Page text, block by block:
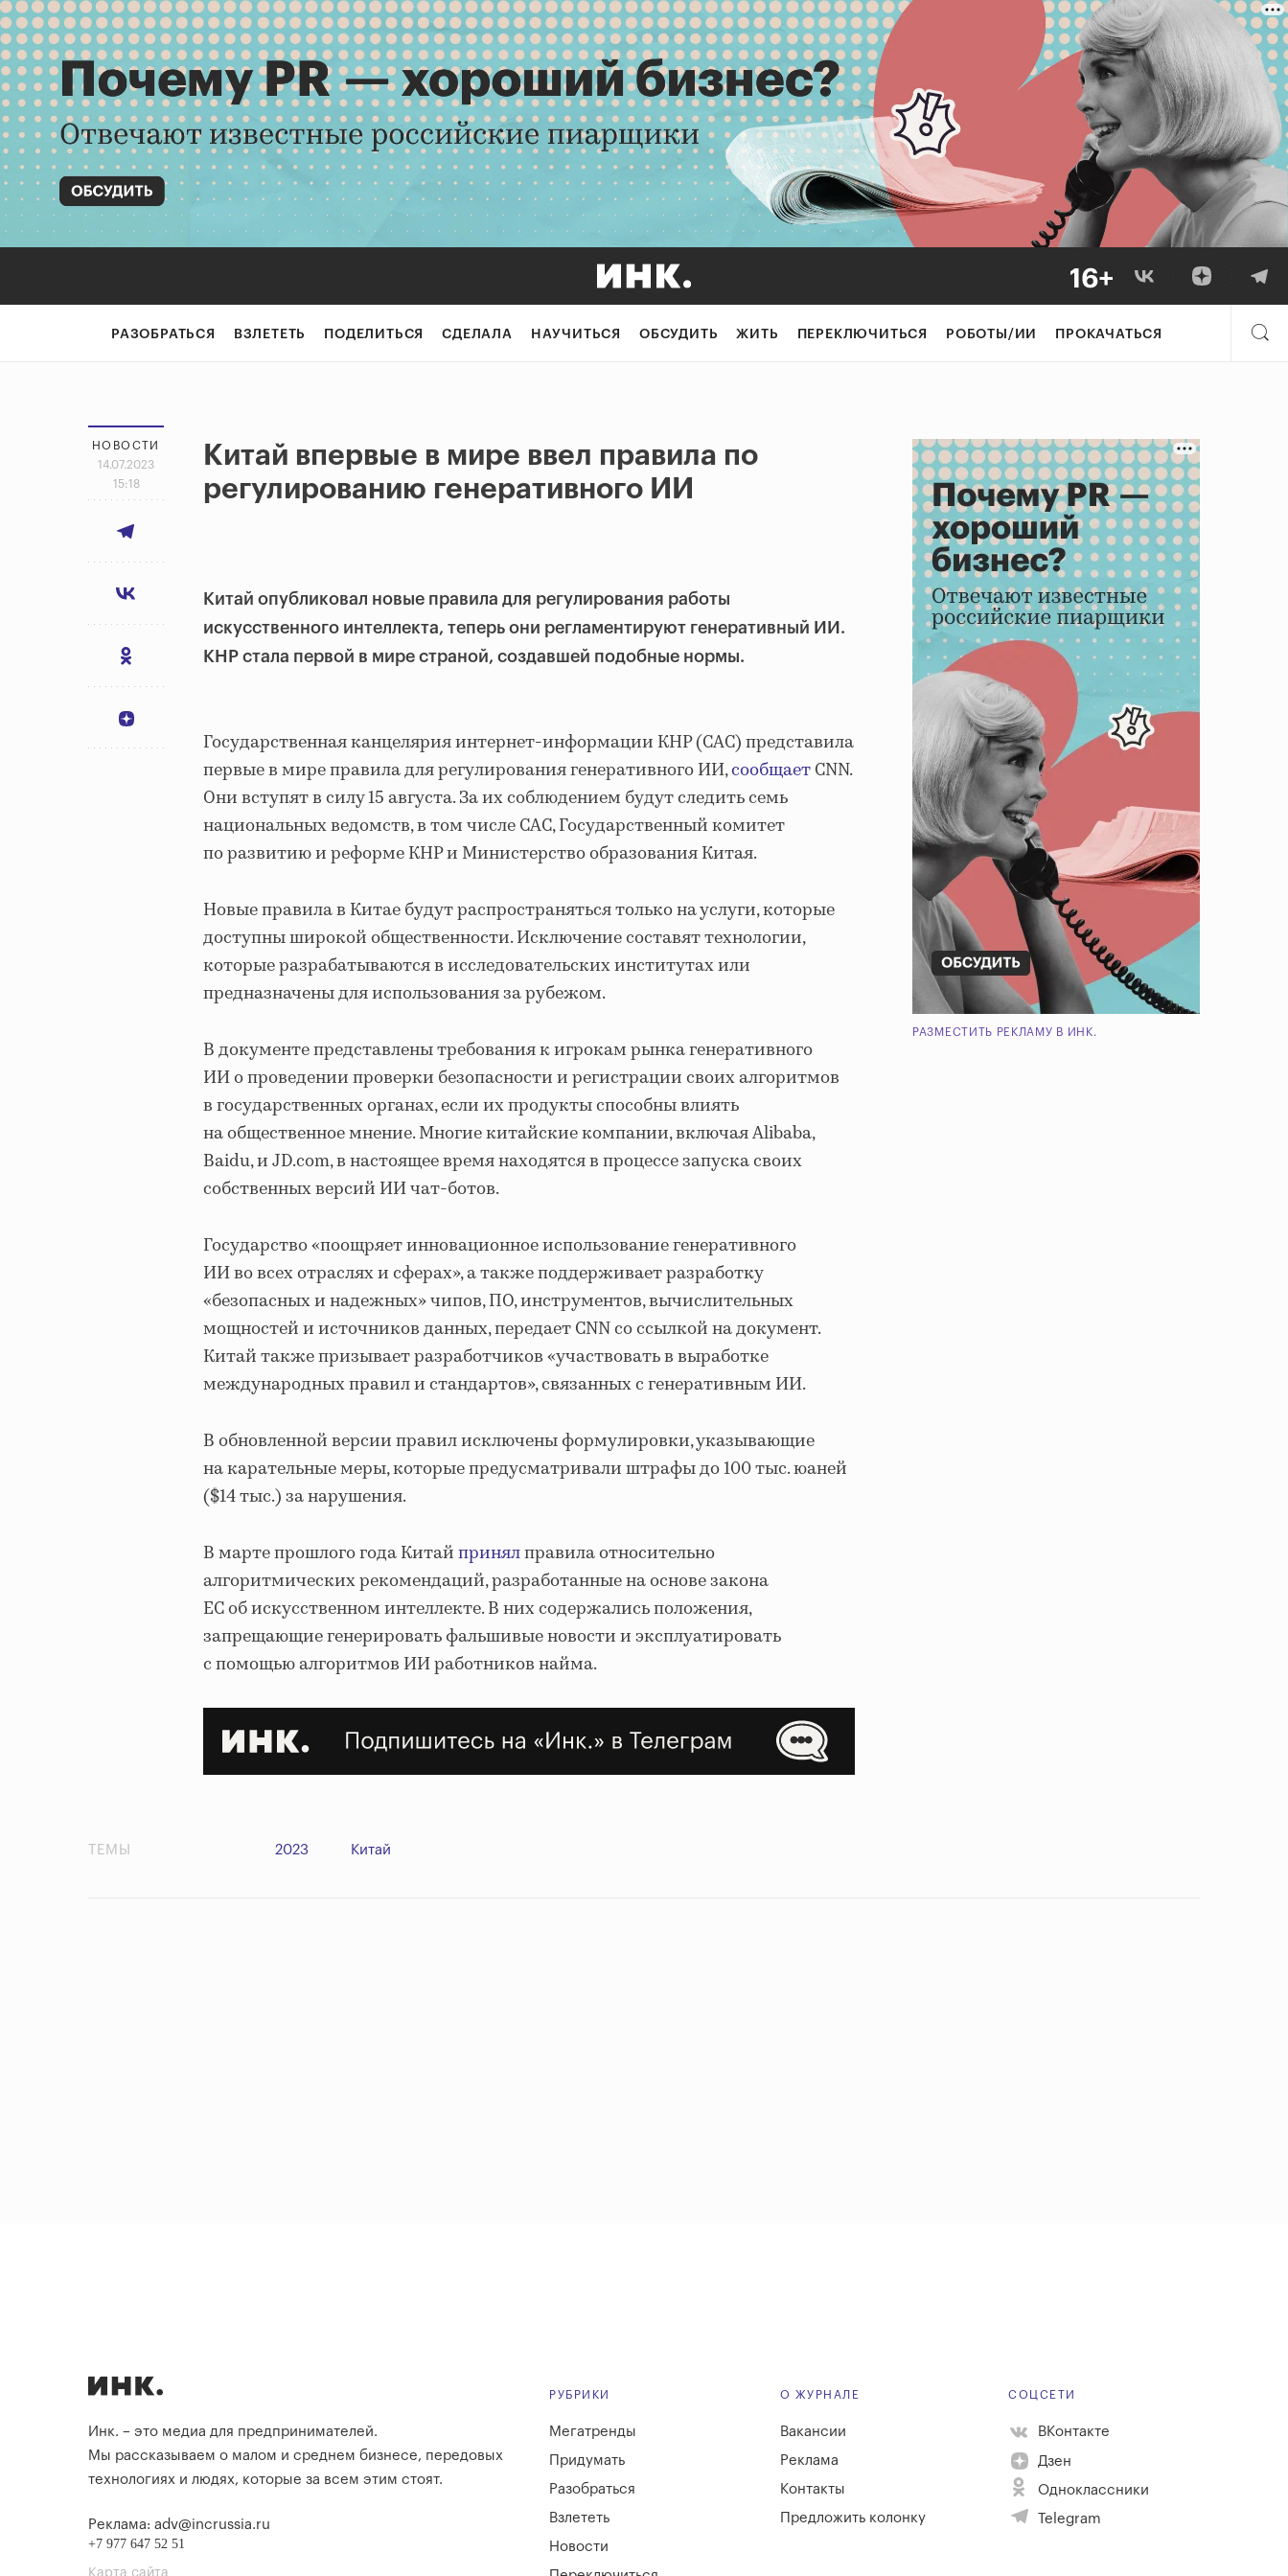
РАЗОБРАТЬСЯ ВЗЛЕТЕТЬ ПОДЕЛИТЬСЯ СДЕЛАЛА НАУЧИТЬСЯ ОБСУДИТЬ ЖИТЬ ПЕРЕКЛЮЧИТЬСЯ РОБОТЫ/ИИ ПРОКАЧАТЬСЯ
НОВОСТИ
14.07.2023
15:18
Китай впервые в мире ввел правила по
регулированию генеративного ИИ
Китай опубликовал новые правила для регулирования работы
искусственного интеллекта, теперь они регламентируют генеративный ИИ.
КНР стала первой в мире страной, создавшей подобные нормы.
Государственная канцелярия интернет-информации КНР (CAC) представила
первые в мире правила для регулирования генеративного ИИ,сообщаетCNN.
Они вступят в силу 15 августа. За их соблюдением будут следить семь
национальных ведомств, в том числе CAC, Государственный комитет
по развитию и реформе КНР и Министерство образования Китая.
Новые правила в Китае будут распространяться только на услуги, которые
доступны широкой общественности. Исключение составят технологии,
которые разрабатываются в исследовательских институтах или
предназначены для использования за рубежом.
В документе представлены требования к игрокам рынка генеративного
ИИ о проведении проверки безопасности и регистрации своих алгоритмов
в государственных органах, если их продукты способны влиять
на общественное мнение. Многие китайские компании, включая Alibaba,
Baidu, и JD.com, в настоящее время находятся в процессе запуска своих
собственных версий ИИ чат-ботов.
Государство «поощряет инновационное использование генеративного
ИИ во всех отраслях и сферах», а также поддерживает разработку
«безопасных и надежных» чипов, ПО, инструментов, вычислительных
мощностей и источников данных, передает CNN со ссылкой на документ.
Китай также призывает разработчиков «участвовать в выработке
международных правил и стандартов», связанных с генеративным ИИ.
В обновленной версии правил исключены формулировки, указывающие
на карательные меры, которые предусматривали штрафы до 100 тыс. юаней
($14 тыс.) за нарушения.
В марте прошлого года Китайпринялправила относительно
алгоритмических рекомендаций, разработанные на основе закона
ЕС об искусственном интеллекте. В них содержались положения,
запрещающие генерировать фальшивые новости и эксплуатировать
с помощью алгоритмов ИИ работников найма.
РАЗМЕСТИТЬ РЕКЛАМУ В ИНК.
ТЕМЫ 2023 Китай
Инк. – это медиа для предпринимателей.
Мы рассказываем о малом и среднем бизнесе, передовых
технологиях и людях, которые за всем этим стоят.
Реклама: adv@incrussia.ru
+7 977 647 52 51
РУБРИКИ
Мегатренды
Придумать
Разобраться
Взлететь
Новости
О ЖУРНАЛЕ
Вакансии
Реклама
Контакты
Предложить колонку
СОЦСЕТИ
ВКонтакте
Дзен
Одноклассники
Telegram